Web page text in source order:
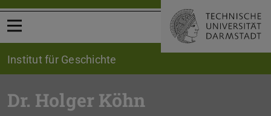
Open menu
Institut für Geschichte
Dr. Holger Köhn